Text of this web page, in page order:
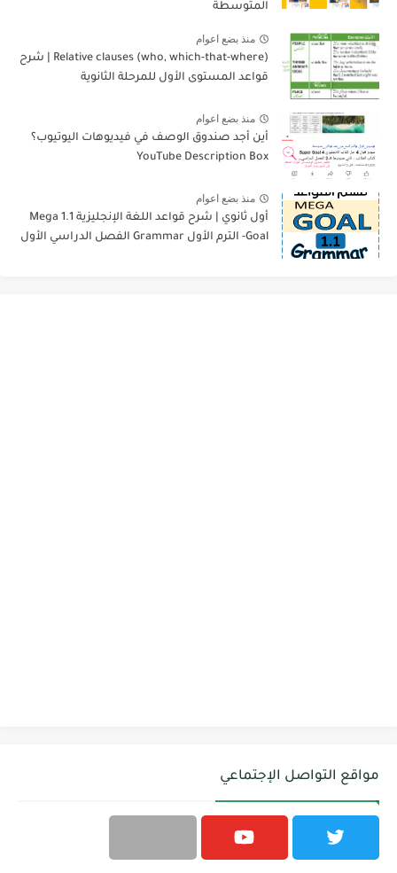
المتوسطة
منذ بضع اعوام
Relative clauses (who, which-that-where) | شرح
قواعد المستوى الأول للمرحلة الثانوية
منذ بضع اعوام
أين أجد صندوق الوصف في فيديوهات اليوتيوب؟
YouTube Description Box
منذ بضع اعوام
أول ثانوي | شرح قواعد اللغة الإنجليزية 1.1 Mega
Goal- الترم الأول Grammar الفصل الدراسي الأول
مواقع التواصل الإجتماعي